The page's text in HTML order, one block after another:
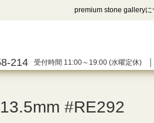
premium stone galleryに
214 受付時間 11:00～19:00 (水曜定休)
#RE292